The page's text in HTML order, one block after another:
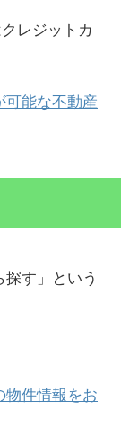
レジットカ
可能な不動産
す」という
物件情報をお